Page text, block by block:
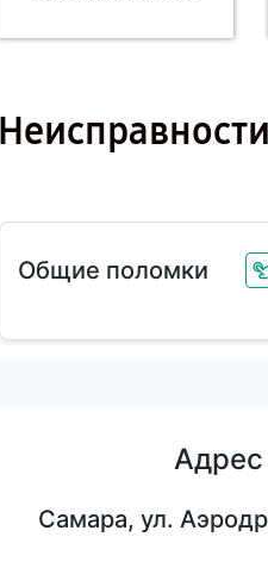
Общие поломки
Адрес
Самара, ул.